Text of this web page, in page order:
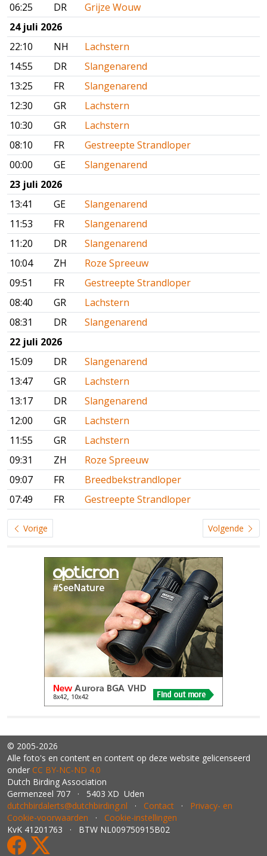
06:25
DR
Grijze Wouw
24 juli 2026
22:10
NH
Lachstern
14:55
DR
Slangenarend
13:25
FR
Slangenarend
12:30
GR
Lachstern
10:30
GR
Lachstern
08:10
FR
Gestreepte Strandloper
00:00
GE
Slangenarend
23 juli 2026
13:41
GE
Slangenarend
11:53
FR
Slangenarend
11:20
DR
Slangenarend
10:04
ZH
Roze Spreeuw
09:51
FR
Gestreepte Strandloper
08:40
GR
Lachstern
08:31
DR
Slangenarend
22 juli 2026
15:09
DR
Slangenarend
13:47
GR
Lachstern
13:17
DR
Slangenarend
12:00
GR
Lachstern
11:55
GR
Lachstern
09:31
ZH
Roze Spreeuw
09:07
FR
Breedbekstrandloper
07:49
FR Gestreepte Strandloper
Vorige Volgende
© 2005-2026
Alle foto's en content en content op deze website gelicenseerd
onder CC BY‑NC‑ND 4.0
Dutch Birding Association
Germenzeel 707 · 5403 XD Uden
dutchbirdalerts@dutchbirding.nl · Contact · Privacy- en
Cookie-voorwaarden · Cookie-instellingen
KvK 41201763 · BTW NL009750915B02